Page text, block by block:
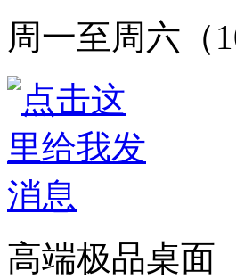
周一至周六（
高端极品桌面